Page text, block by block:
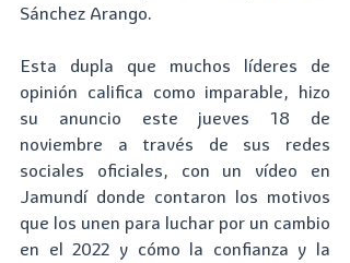
Sánchez Arango.
Esta dupla que muchos líderes de
opinión califica como imparable, hizo
su anuncio este jueves 18 de
noviembre a través de sus redes
sociales oficiales, con un vídeo en
Jamundí donde contaron los motivos
que los unen para luchar por un cambio
en el 2022 y cómo la confianza y la